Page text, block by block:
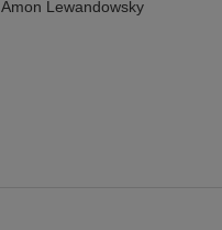
Amon Lewandowsky